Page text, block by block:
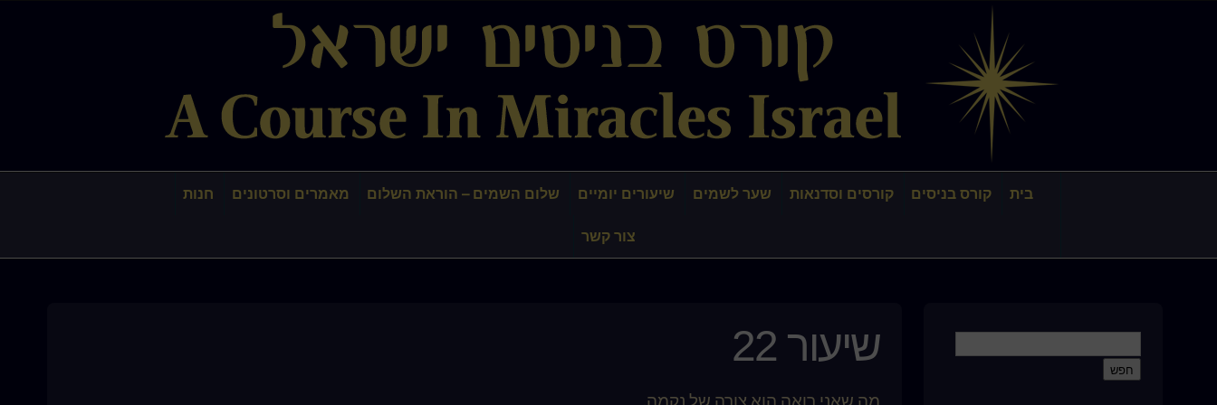
בית קורס בניסים קורסים וסדנאות שער לשמים שיעורים יומיים שלום השמים – הוראת השלום מאמרים וסרטונים חנות
צור קשר
שיעור 22
מה שאני רואה הוא צורה של נקמה.